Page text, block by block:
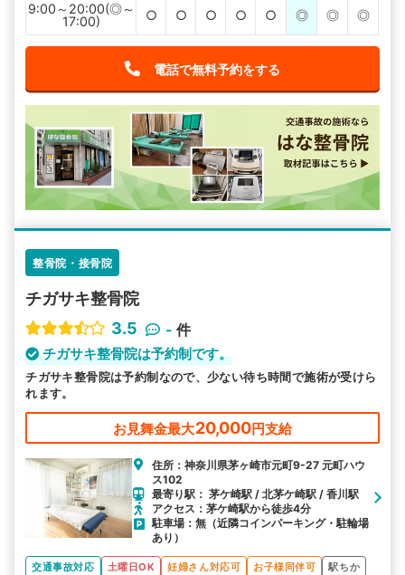
9:00～20:00(◎～
17:00)
○ ○ ○ ○ ○ ◎ ◎ ◎
電話で無料予約をする
整骨院・接骨院
チガサキ整骨院
3.5
- 件
チガサキ整骨院は予約制です。
チガサキ整骨院は予約制なので、少ない待ち時間で施術が受けら
れます。
お見舞金最大20,000円支給
住所：神奈川県茅ヶ崎市元町9-27 元町ハウ
ス102
最寄り駅： 茅ケ崎駅 / 北茅ケ崎駅 / 香川駅
アクセス：茅ケ崎駅から徒歩4分
駐車場：無（近隣コインパーキング・駐輪場
あり）
交通事故対応 土曜日OK 妊婦さん対応可 お子様同伴可
駅ちか